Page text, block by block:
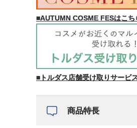
■AUTUMN COSME FESはこち
■トルダス店舗受け取りサービ
商品特長